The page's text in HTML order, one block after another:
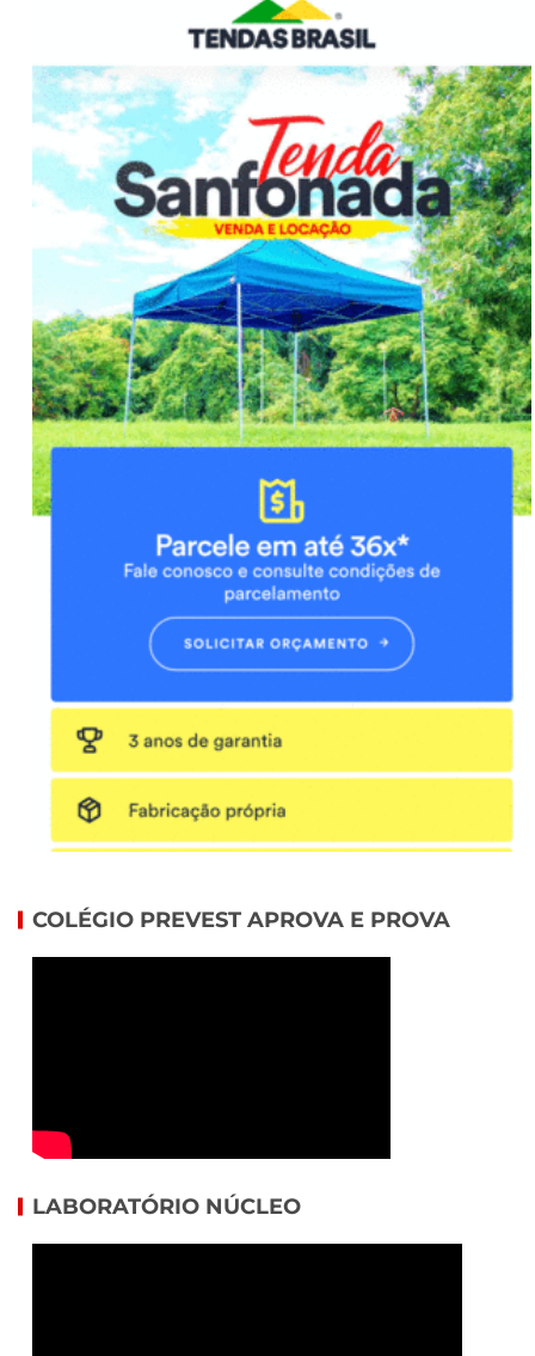
COLÉGIO PREVEST APROVA E PROVA
LABORATÓRIO NÚCLEO